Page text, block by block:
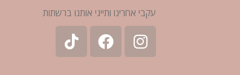
עקבי אחרינו ותייגי אותנו ברשתות